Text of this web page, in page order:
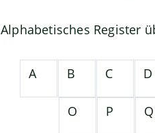
Alphabetisches Register
A B C D
O P Q